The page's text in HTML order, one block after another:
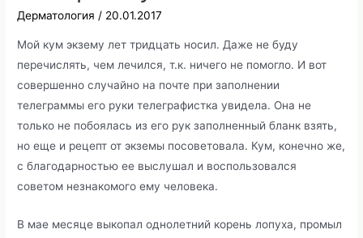
Дерматология / 20.01.2017
Мой кум экзему лет тридцать носил. Даже не буду
перечислять, чем лечился, т.к. ничего не помогло. И вот
совершенно случайно на почте при заполнении
телеграммы его руки телеграфистка увидела. Она не
только не побоялась из его рук заполненный бланк взять,
но еще и рецепт от экземы посоветовала. Кум, конечно же,
с благодарностью ее выслушал и воспользовался
советом незнакомого ему человека.
В мае месяце выкопал однолетний корень лопуха, промыл